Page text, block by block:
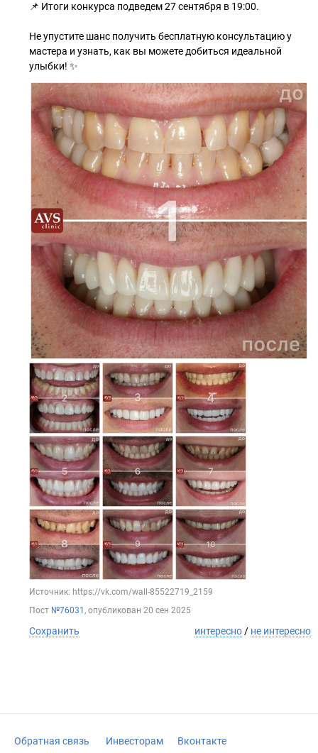
📌 Итоги конкурса подведем 27 сентября в 19:00.
Не упустите шанс получить бесплатную консультацию у
мастера и узнать, как вы можете добиться идеальной
улыбки! ✨
Источник: https://vk.com/wall-85522719_2159
Пост №76031 , опубликован 20 сен 2025
Сохранить интересно / не интересно
Обратная связь Инвесторам Вконтакте